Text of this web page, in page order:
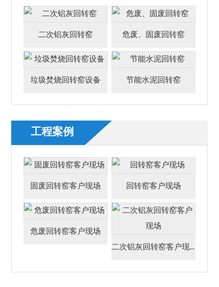
二次铝灰回转窑 危废、固废回转窑
垃圾焚烧回转窑设备 节能水泥回转窑
工程案例
固废回转窑客户现场 回转窑客户现场
危废回转窑客户现场
二次铝灰回转窑客户现场